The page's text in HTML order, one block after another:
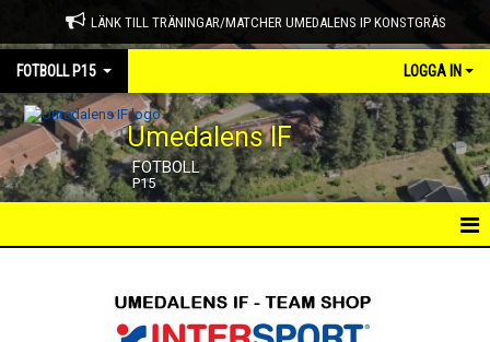
LÄNK TILL TRÄNINGAR/MATCHER UMEDALENS IP KONSTGRÄS
FOTBOLL P15 LOGGA IN
Umedalens IF
FOTBOLL
P15